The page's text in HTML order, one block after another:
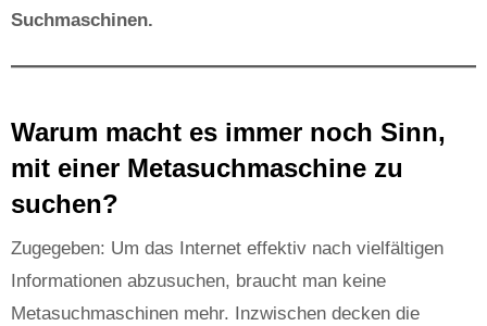
Suchmaschinen.
Warum macht es immer noch Sinn,
mit einer Metasuchmaschine zu
suchen?
Zugegeben: Um das Internet effektiv nach vielfältigen
Informationen abzusuchen, braucht man keine
Metasuchmaschinen mehr. Inzwischen decken die